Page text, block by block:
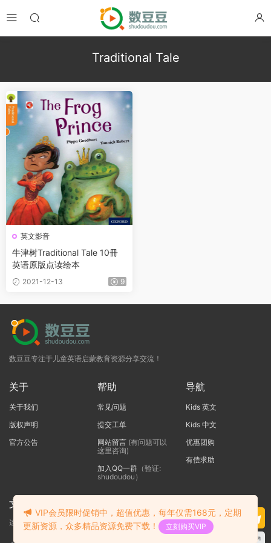
Traditional Tale
英文影音
牛津树Traditional Tale 10冊
英语原版点读绘本
2021-12-13 9
数豆豆专注于儿童英语启蒙教育资源分享交流！
关于
关于我们
版权声明
官方公告
帮助
常见问题
提交工单
网站留言(有问题可以
这里咨询)
加入QQ一群（验证:
shudoudou）
导航
Kids 英文
Kids 中文
优惠团购
有偿求助
文本标题
这里输入代码
VIP会员限时促销中，超值优惠，每年仅需168元，定期
更新资源，众多精品资源免费下载！
立刻购买VIP